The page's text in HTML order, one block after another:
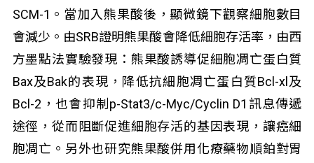
SCM-1。當加入熊果酸後，顯微鏡下觀察細胞數目
會減少。由SRB證明熊果酸會降低細胞存活率，由西
方墨點法實驗發現：熊果酸誘導促細胞凋亡蛋白質
Bax及Bak的表現，降低抗細胞凋亡蛋白質Bcl-xl及
Bcl-2，也會抑制p-Stat3/c-Myc/Cyclin D1訊息傳遞
途徑，從而阻斷促進細胞存活的基因表現，讓癌細
胞凋亡。另外也研究熊果酸併用化療藥物順鉑對胃